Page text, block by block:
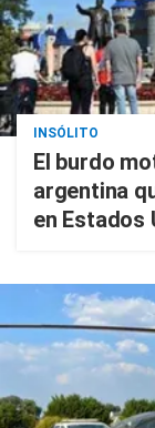
INSÓLITO
El burdo
argentina
en Estados